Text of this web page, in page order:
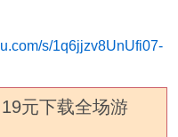
s/1q6jjzv8UnUfi07-
元下载全场游